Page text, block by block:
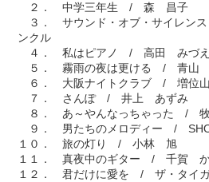
２． 中学三年生 / 森 昌子
３． サウンド・オブ・サイレン
ンクル
４． 私はピアノ / 高田 みづえ
５． 霧雨の夜は更ける / 青山
６． 大阪ナイトクラブ / 増位山
７． さんぽ / 井上 あずみ
８． あ～やんなっちゃった /
９． 男たちのメロディー /
１０． 旅の灯り / 小林 旭
１１． 真夜中のギター / 千賀 か
１２． 君だけに愛を / ザ・タイ